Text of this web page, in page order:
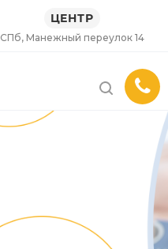
ЦЕНТР
СПб, Манежный переулок 14